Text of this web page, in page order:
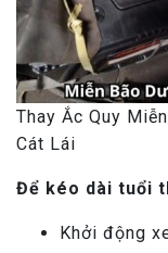
Thay Ắc Quy
Cát Lái
Để kéo dài tuổi
Khởi động